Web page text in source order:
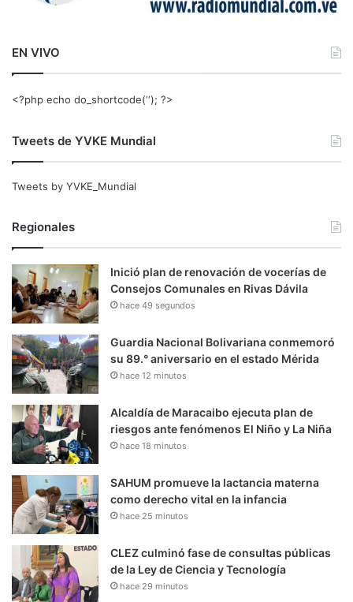
EN VIVO
<?php echo do_shortcode(‘‘); ?>
Tweets de YVKE Mundial
Tweets by YVKE_Mundial
Regionales
Inició plan de renovación de vocerías de
Consejos Comunales en Rivas Dávila
hace 49 segundos
Guardia Nacional Bolivariana conmemoró
su 89.° aniversario en el estado Mérida
hace 12 minutos
Alcaldía de Maracaibo ejecuta plan de
riesgos ante fenómenos El Niño y La Niña
hace 18 minutos
SAHUM promueve la lactancia materna
como derecho vital en la infancia
hace 25 minutos
CLEZ culminó fase de consultas públicas
de la Ley de Ciencia y Tecnología
hace 29 minutos